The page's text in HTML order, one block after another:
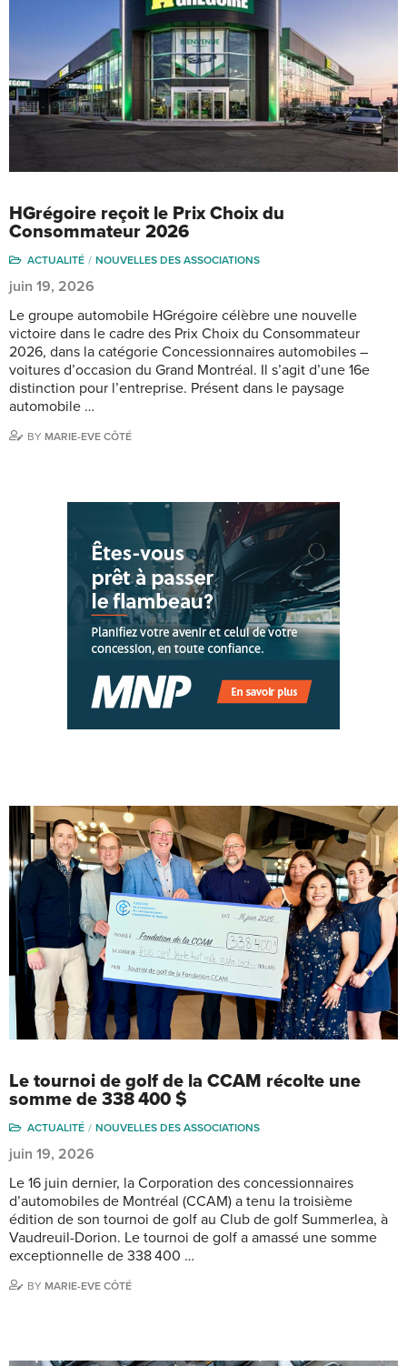
HGrégoire reçoit le Prix Choix du
Consommateur 2026
ACTUALITÉ NOUVELLES DES ASSOCIATIONS
juin 19, 2026
Le groupe automobile HGrégoire célèbre une nouvelle
victoire dans le cadre des Prix Choix du Consommateur
2026, dans la catégorie Concessionnaires automobiles –
voitures d’occasion du Grand Montréal. Il s’agit d’une 16e
distinction pour l’entreprise. Présent dans le paysage
automobile …
BY MARIE-EVE CÔTÉ
Le tournoi de golf de la CCAM récolte une
somme de 338 400 $
ACTUALITÉ NOUVELLES DES ASSOCIATIONS
juin 19, 2026
Le 16 juin dernier, la Corporation des concessionnaires
d’automobiles de Montréal (CCAM) a tenu la troisième
édition de son tournoi de golf au Club de golf Summerlea, à
Vaudreuil-Dorion. Le tournoi de golf a amassé une somme
exceptionnelle de 338 400 …
BY MARIE-EVE CÔTÉ